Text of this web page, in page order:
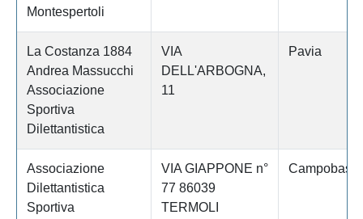
Montespertoli
La Costanza 1884
Andrea Massucchi
Associazione
Sportiva
Dilettantistica
VIA
DELL'ARBOGNA,
11
Pavia
Associazione
Dilettantistica
Sportiva
VIA GIAPPONE n°
77 86039
TERMOLI